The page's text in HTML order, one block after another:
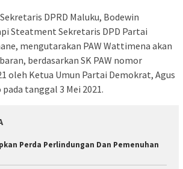
DPRD Maluku, Bodewin
Steatment Sekretaris DPD Partai
mengutarakan PAW Wattimena akan
berdasarkan SK PAW nomor
oleh Ketua Umun Partai Demokrat, Agus
tanggal 3 Mei 2021.
Perda Perlindungan Dan Pemenuhan